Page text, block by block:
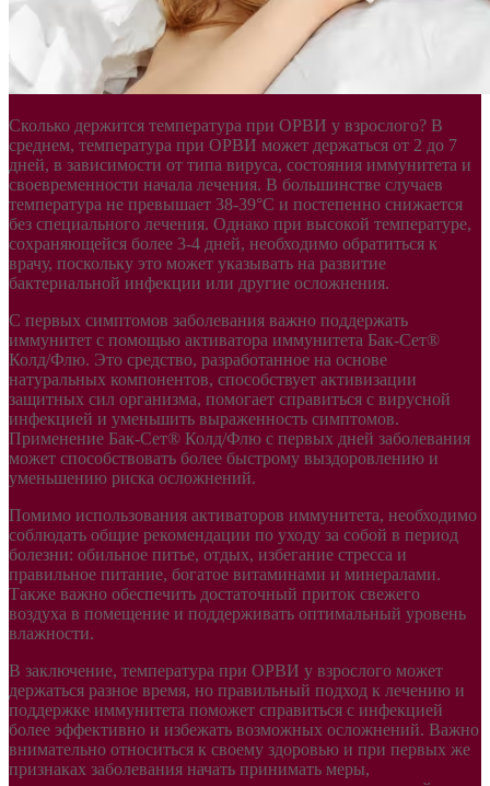
Сколько держится температура при ОРВИ у взрослого? В
среднем, температура при ОРВИ может держаться от 2 до 7
дней, в зависимости от типа вируса, состояния иммунитета и
своевременности начала лечения. В большинстве случаев
температура не превышает 38-39°C и постепенно снижается
без специального лечения. Однако при высокой температуре,
сохраняющейся более 3-4 дней, необходимо обратиться к
врачу, поскольку это может указывать на развитие
бактериальной инфекции или другие осложнения.
С первых симптомов заболевания важно поддержать
иммунитет с помощью активатора иммунитета Бак-Сет®
Колд/Флю. Это средство, разработанное на основе
натуральных компонентов, способствует активизации
защитных сил организма, помогает справиться с вирусной
инфекцией и уменьшить выраженность симптомов.
Применение Бак-Сет® Колд/Флю с первых дней заболевания
может способствовать более быстрому выздоровлению и
уменьшению риска осложнений.
Помимо использования активаторов иммунитета, необходимо
соблюдать общие рекомендации по уходу за собой в период
болезни: обильное питье, отдых, избегание стресса и
правильное питание, богатое витаминами и минералами.
Также важно обеспечить достаточный приток свежего
воздуха в помещение и поддерживать оптимальный уровень
влажности.
В заключение, температура при ОРВИ у взрослого может
держаться разное время, но правильный подход к лечению и
поддержке иммунитета поможет справиться с инфекцией
более эффективно и избежать возможных осложнений. Важно
внимательно относиться к своему здоровью и при первых же
признаках заболевания начать принимать меры,